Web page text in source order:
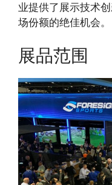
业提供了展示技术
场份额的绝佳机会。
展品范围